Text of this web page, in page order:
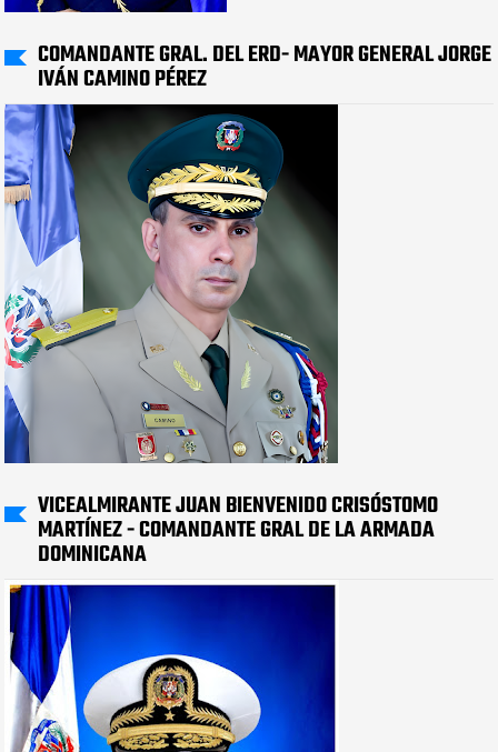
COMANDANTE GRAL. DEL ERD- MAYOR GENERAL JORGE
IVÁN CAMINO PÉREZ
VICEALMIRANTE JUAN BIENVENIDO CRISÓSTOMO
MARTÍNEZ - COMANDANTE GRAL DE LA ARMADA
DOMINICANA